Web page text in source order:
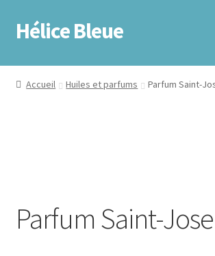
Hélice Bleue
Accueil
Contact
Accueil Huiles et parfums Parfum Saint-
Parfum Saint-